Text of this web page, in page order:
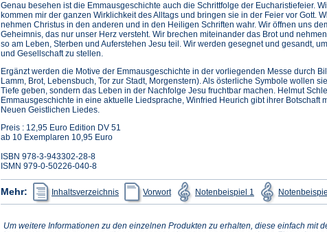
Genau besehen ist die Emmausgeschichte auch die Schrittfolge der Eucharistiefeier.
kommen mir der ganzen Wirklichkeit des Alltags und bringen sie in der Feier vor Gott.
nehmen Christus in den anderen und in den Heiligen Schriften wahr. Wir öffnen uns
Geheimnis, das nur unser Herz versteht. Wir brechen miteinander das Brot und nehmen
so am Leben, Sterben und Auferstehen Jesu teil. Wir werden gesegnet und gesandt,
und Gesellschaft zu stellen.
Ergänzt werden die Motive der Emmausgeschichte in der vorliegenden Messe durch
Lamm, Brot, Lebensbuch, Tor zur Stadt, Morgenstern). Als österliche Symbole wollen
Tiefe geben, sondern das Leben in der Nachfolge Jesu fruchtbar machen. Helmut
Emmausgeschichte in eine aktuelle Liedsprache, Winfried Heurich gibt ihrer Botschaft
Neuen Geistlichen Liedes.
Preis : 12,95 Euro Edition DV 51
ab 10 Exemplaren 10,95 Euro
ISBN 978-3-943302-28-8
ISMN 979-0-50226-040-8
Mehr: Inhaltsverzeichnis
(Öffnet
in
einem
Tab)
Vorwort
(Öffnet
in
einem
Tab)
Notenbeispiel 1
(Öffnet
in
einem
Tab)
Um weitere Informationen zu den einzelnen Produkten zu erhalten, diese einfach mit